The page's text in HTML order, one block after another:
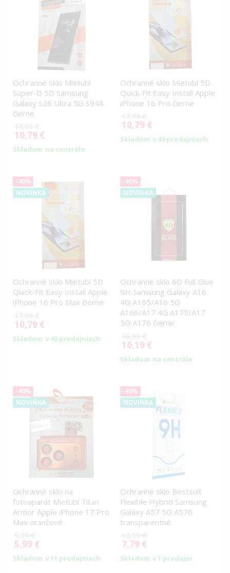
Ochranné sklo Mietubl
Super-D 5D Samsung
Galaxy S26 Ultra 5G S948
čierne
17,99 €
Special
Price
10,79 €
Skladom na centrále
Ochranné sklo Mietubl 5D
Quick-Fit Easy Install Apple
iPhone 16 Pro čierne
17,99 €
Special
Price
10,79 €
Skladom v 49 predajniach
-40%
NOVINKA
Ochranné sklo Mietubl 5D
Quick-Fit Easy Install Apple
iPhone 16 Pro Max čierne
17,99 €
Special
10,79 €
Skladom v 49 predajniach
-40%
NOVINKA
Ochranné sklo 6D Full Glue
9H Samsung Galaxy A16
4G A165/A16 5G
A166/A17 4G A175/A17
5G A176 čierne
16,99 €
Special
10,19 €
Skladom na centrále
-40%
NOVINKA
Ochranné sklo na
fotoaparát Mietubl Titan
Armor Apple iPhone 17 Pro
Max oranžové
9,99 €
Special
Price
5,99 €
Skladom v 11 predajniach
-40%
NOVINKA
Ochranné sklo Bestsuit
Flexible Hybrid Samsung
Galaxy A57 5G A576
transparentné
12,99 €
Special
Price
7,79 €
Skladom v 1 predajni